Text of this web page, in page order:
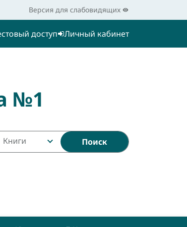
Версия для слабовидящих
доступ Личный кабинет
№1
Книги Поиск